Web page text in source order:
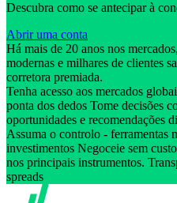
Descubra como se antecipar à
Abrir uma conta
Há mais de 20 anos nos
modernas e milhares de clientes
corretora premiada.
Tenha acesso aos mercados
ponta dos dedos Tome decisões
oportunidades e recomendações
Assuma o controlo - ferramentas
investimentos Negoceie sem
nos principais instrumentos.
spreads